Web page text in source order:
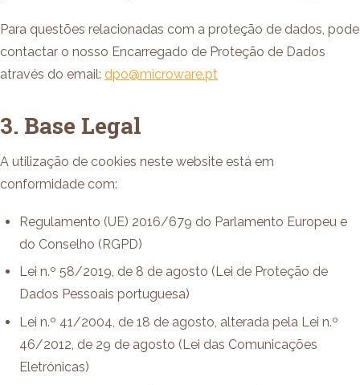
Para questões relacionadas com a proteção de dados, pode
contactar o nosso Encarregado de Proteção de Dados
através do email: dpo@microware.pt
3. Base Legal
A utilização de cookies neste website está em
conformidade com:
Regulamento (UE) 2016/679 do Parlamento Europeu e
do Conselho (RGPD)
Lei n.º 58/2019, de 8 de agosto (Lei de Proteção de
Dados Pessoais portuguesa)
Lei n.º 41/2004, de 18 de agosto, alterada pela Lei n.º
46/2012, de 29 de agosto (Lei das Comunicações
Eletrónicas)